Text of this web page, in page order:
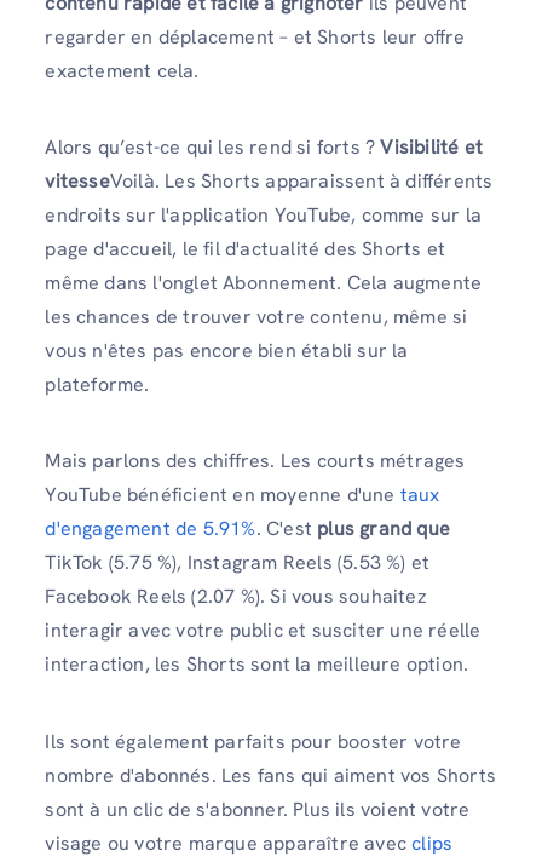
regarder en déplacement – ​​et Shorts leur offre
exactement cela.
Alors qu’est-ce qui les rend si forts ?Visibilité et
vitesseVoilà. Les Shorts apparaissent à différents
endroits sur l'application YouTube, comme sur la
page d'accueil, le fil d'actualité des Shorts et
même dans l'onglet Abonnement. Cela augmente
les chances de trouver votre contenu, même si
vous n'êtes pas encore bien établi sur la
plateforme.
Mais parlons des chiffres. Les courts métrages
YouTube bénéficient en moyenne d'une taux
d'engagement de 5.91%. C'est plus grand que
TikTok (5.75 %), Instagram Reels (5.53 %) et
Facebook Reels (2.07 %). Si vous souhaitez
interagir avec votre public et susciter une réelle
interaction, les Shorts sont la meilleure option.
Ils sont également parfaits pour booster votre
nombre d'abonnés. Les fans qui aiment vos Shorts
sont à un clic de s'abonner. Plus ils voient votre
visage ou votre marque apparaître avecclips